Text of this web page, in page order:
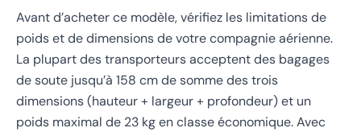
Avant d’acheter ce modèle, vérifiez les limitations de
poids et de dimensions de votre compagnie aérienne.
La plupart des transporteurs acceptent des bagages
de soute jusqu’à 158 cm de somme des trois
dimensions (hauteur + largeur + profondeur) et un
poids maximal de 23 kg en classe économique. Avec